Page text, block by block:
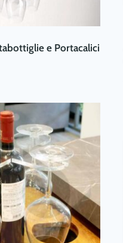
e Portacalici
attuale
€99,00.